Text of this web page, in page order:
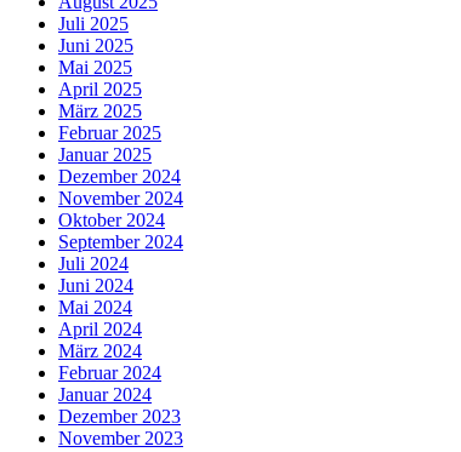
Juli 2025
Juni 2025
Mai 2025
April 2025
März 2025
Februar 2025
Januar 2025
Dezember 2024
November 2024
Oktober 2024
September 2024
Juli 2024
Juni 2024
Mai 2024
April 2024
März 2024
Februar 2024
Januar 2024
Dezember 2023
November 2023